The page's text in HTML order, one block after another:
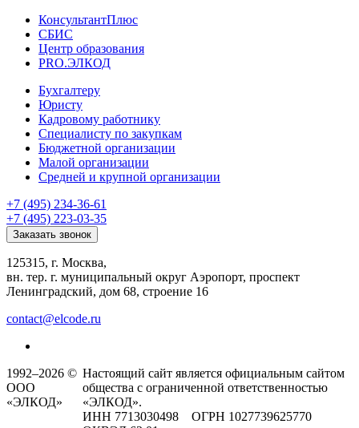
КонсультантПлюс
СБИС
Центр образования
PRO.ЭЛКОД
Бухгалтеру
Юристу
Кадровому работнику
Специалисту по закупкам
Бюджетной организации
Малой организации
Средней и крупной организации
+7 (495) 234-36-61
+7 (495) 223-03-35
Заказать звонок
125315, г. Москва,
вн. тер. г. муниципальный округ Аэропорт, проспект
Ленинградский, дом 68, строение 16
contact@elcode.ru
1992–2026 ©
ООО
«ЭЛКОД»
Настоящий сайт является официальным сайтом
общества с ограниченной ответственностью
«ЭЛКОД».
ИНН 7713030498 ОГРН 1027739625770